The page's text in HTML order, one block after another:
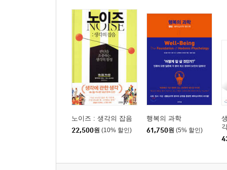
나쁜 사건들
이례적 사건들
프레임과 현실
5 두 자아 Two Selves
인생이라는 이야기
노이즈 : 생각의 잡음
22,500원 (10% 할인)
행복의 과학
61,750원 (5% 할인)